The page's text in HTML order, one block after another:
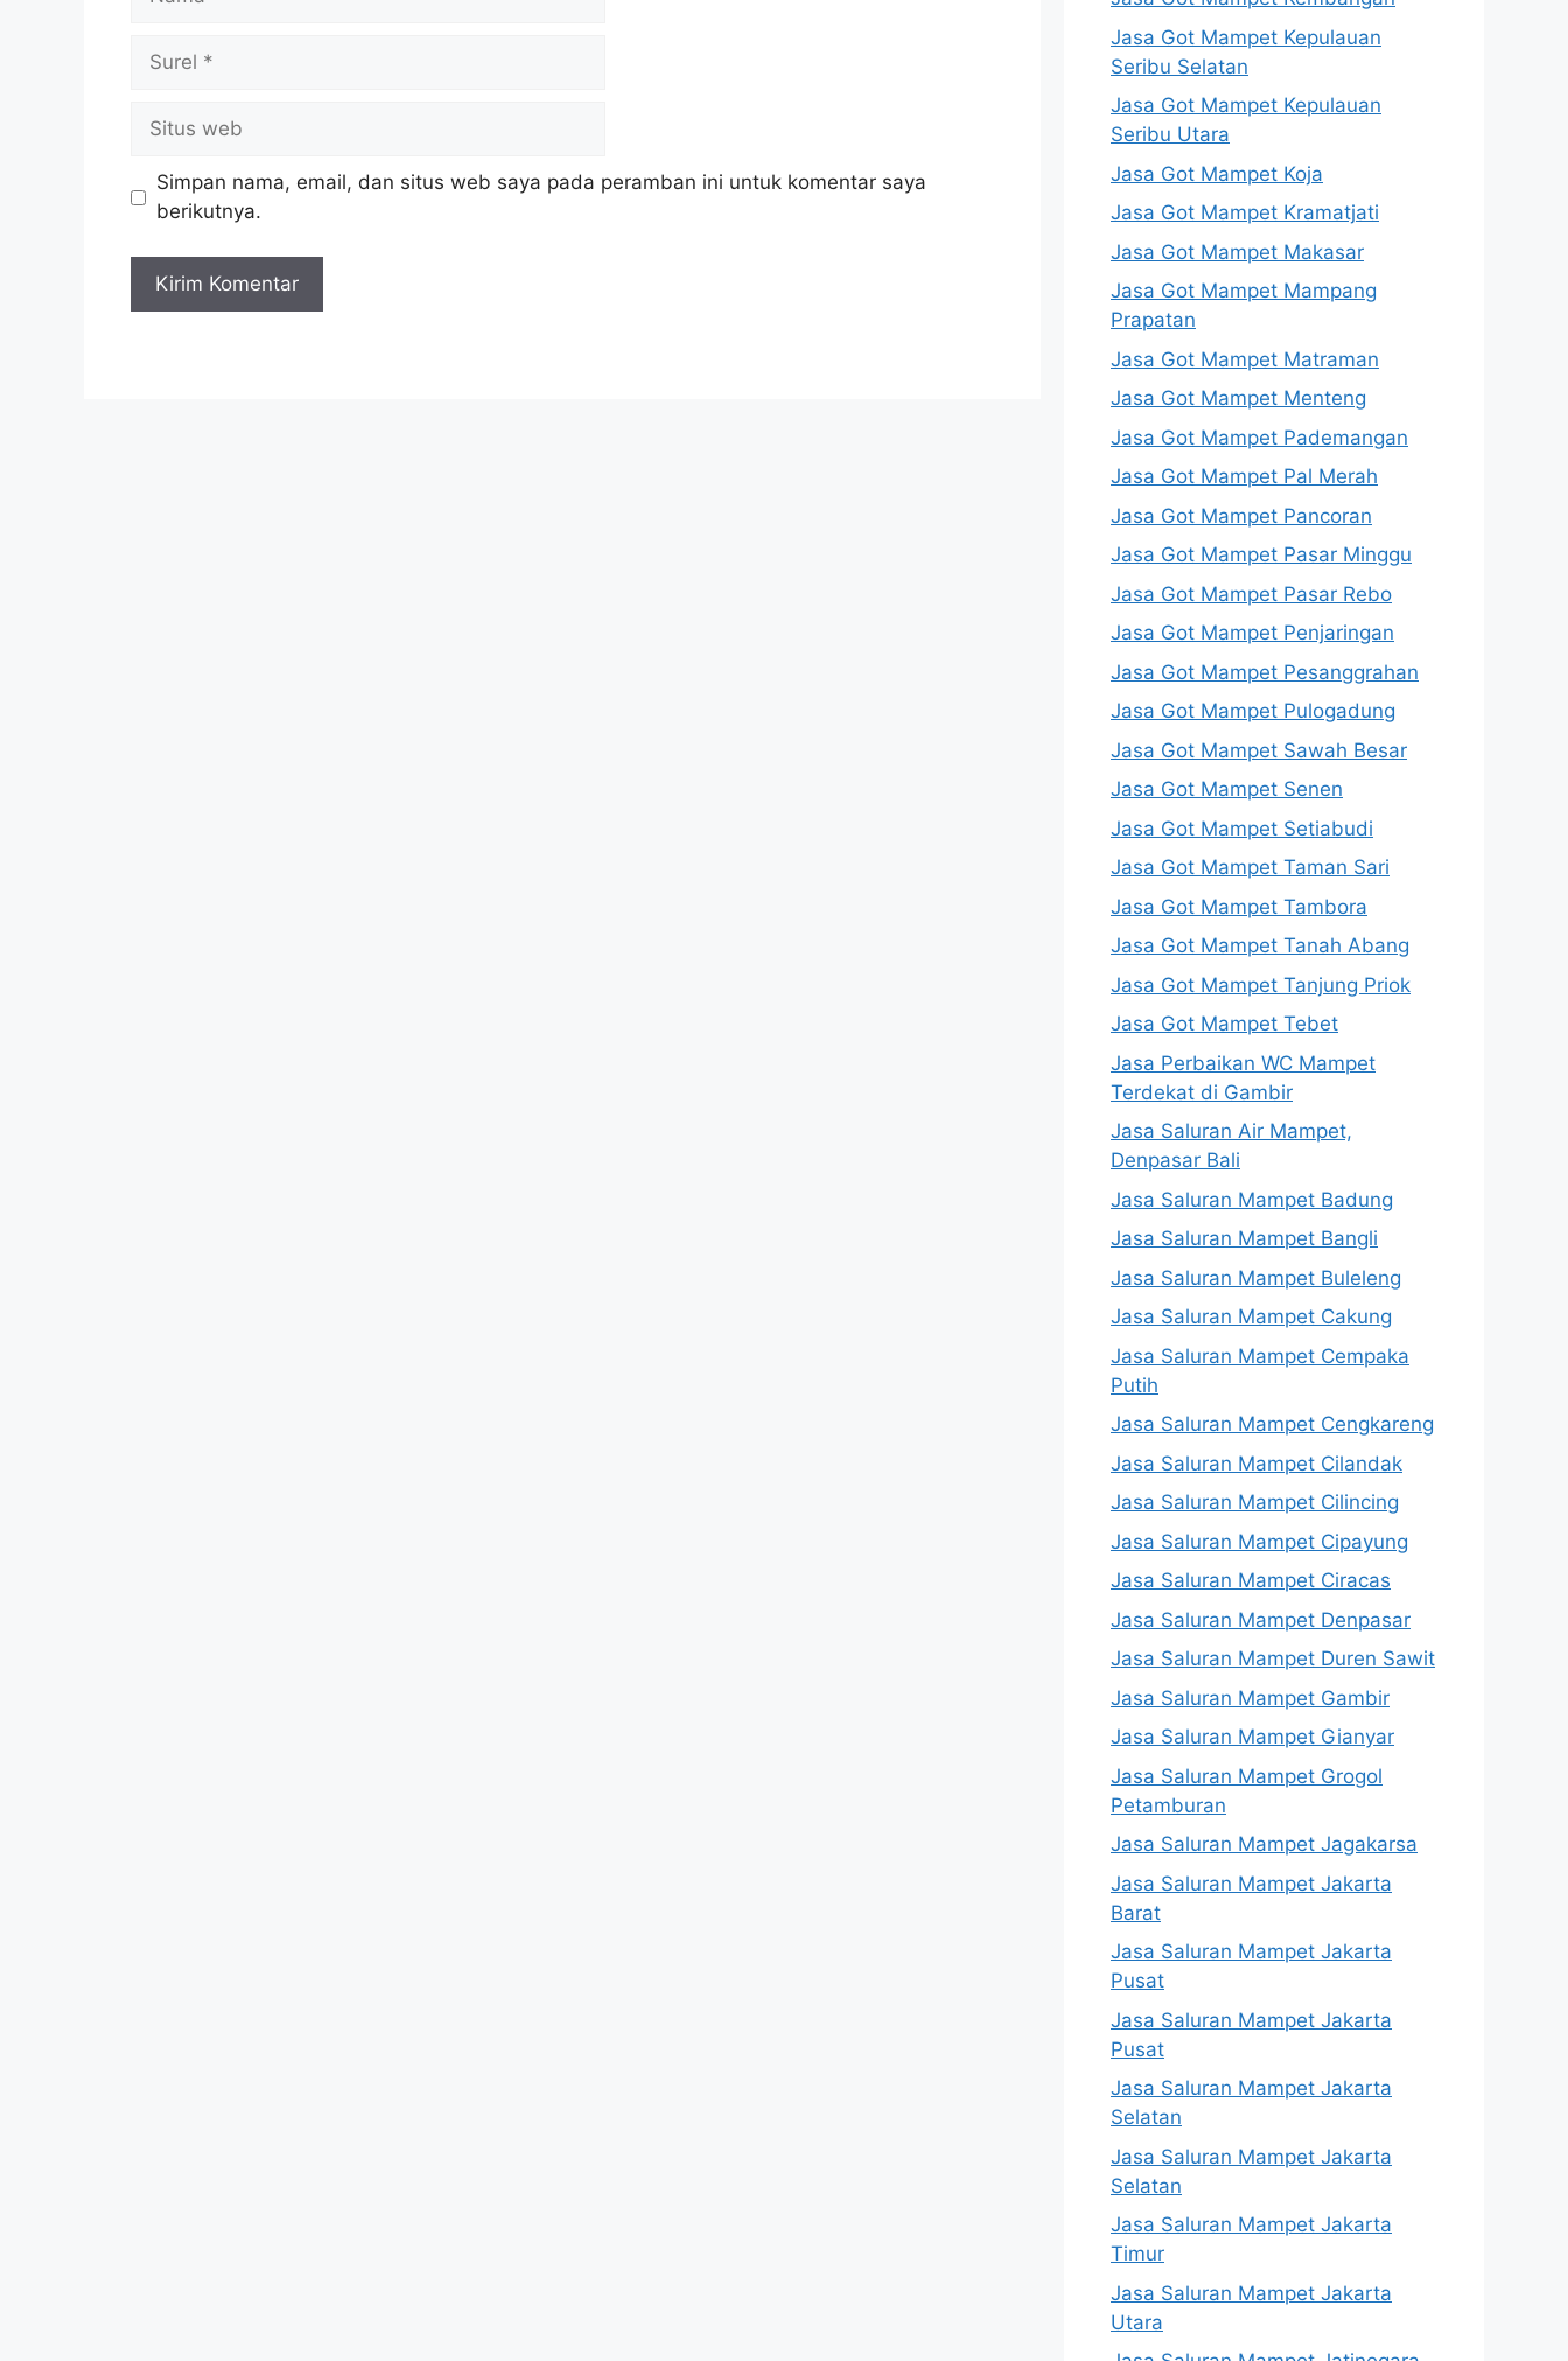
Surel
Situs
web
Simpan nama, email, dan situs web saya pada peramban ini untuk komentar saya
berikutnya.
Jasa Got Mampet Kepulauan
Seribu Selatan
Jasa Got Mampet Kepulauan
Seribu Utara
Jasa Got Mampet Koja
Jasa Got Mampet Kramatjati
Jasa Got Mampet Makasar
Jasa Got Mampet Mampang
Prapatan
Jasa Got Mampet Matraman
Jasa Got Mampet Menteng
Jasa Got Mampet Pademangan
Jasa Got Mampet Pal Merah
Jasa Got Mampet Pancoran
Jasa Got Mampet Pasar Minggu
Jasa Got Mampet Pasar Rebo
Jasa Got Mampet Penjaringan
Jasa Got Mampet Pesanggrahan
Jasa Got Mampet Pulogadung
Jasa Got Mampet Sawah Besar
Jasa Got Mampet Senen
Jasa Got Mampet Setiabudi
Jasa Got Mampet Taman Sari
Jasa Got Mampet Tambora
Jasa Got Mampet Tanah Abang
Jasa Got Mampet Tanjung Priok
Jasa Got Mampet Tebet
Jasa Perbaikan WC Mampet
Terdekat di Gambir
Jasa Saluran Air Mampet,
Denpasar Bali
Jasa Saluran Mampet Badung
Jasa Saluran Mampet Bangli
Jasa Saluran Mampet Buleleng
Jasa Saluran Mampet Cakung
Jasa Saluran Mampet Cempaka
Putih
Jasa Saluran Mampet Cengkareng
Jasa Saluran Mampet Cilandak
Jasa Saluran Mampet Cilincing
Jasa Saluran Mampet Cipayung
Jasa Saluran Mampet Ciracas
Jasa Saluran Mampet Denpasar
Jasa Saluran Mampet Duren Sawit
Jasa Saluran Mampet Gambir
Jasa Saluran Mampet Gianyar
Jasa Saluran Mampet Grogol
Petamburan
Jasa Saluran Mampet Jagakarsa
Jasa Saluran Mampet Jakarta
Barat
Jasa Saluran Mampet Jakarta
Pusat
Jasa Saluran Mampet Jakarta
Pusat
Jasa Saluran Mampet Jakarta
Selatan
Jasa Saluran Mampet Jakarta
Selatan
Jasa Saluran Mampet Jakarta
Timur
Jasa Saluran Mampet Jakarta
Utara